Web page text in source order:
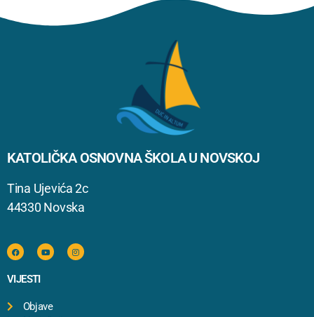
KATOLIČKA OSNOVNA ŠKOLA U NOVSKOJ
Tina Ujevića 2c
44330 Novska
VIJESTI
Objave